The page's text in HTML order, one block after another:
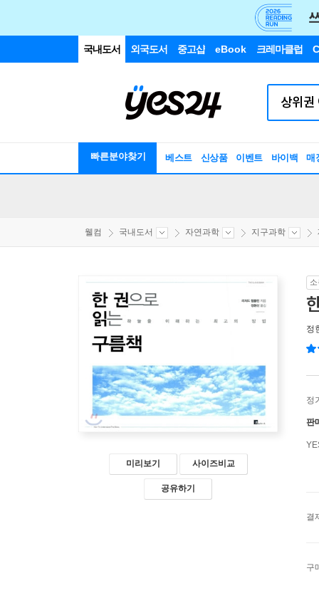
국내도서 외국도서 중고샵 eBook 크레마클럽
빠른분야찾기 베스트 신상품 이벤트 바이백 매
웰컴 국내도서 자연과학 지구과학
미리보기 사이즈비교
공유하기
정
정
판
결
구